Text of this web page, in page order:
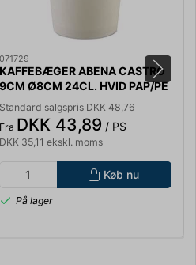
071729
KAFFEBÆGER ABENA CASTRO
9CM Ø8CM 24CL. HVID PAP/PE
PS. A 50 STK.
Standard salgspris DKK 48,76
Fra DKK 43,89 / PS
DKK 35,11 ekskl. moms
Køb nu
På lager